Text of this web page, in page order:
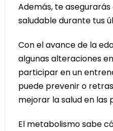
Además, te
saludable durante tus
Con el avance de la
algunas alteraciones
participar en un
puede prevenir o
mejorar la salud en las
El metabolismo sabe